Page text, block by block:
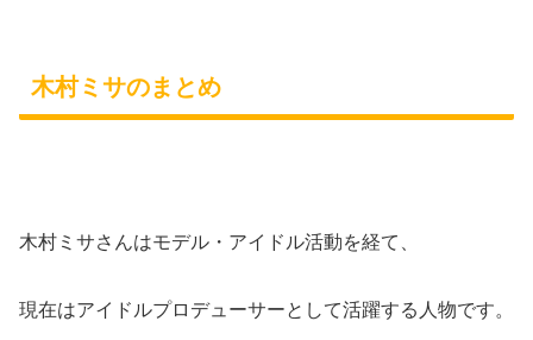
木村ミサのまとめ
木村ミサさんはモデル・アイドル活動を経て、
現在はアイドルプロデューサーとして活躍する人物です。